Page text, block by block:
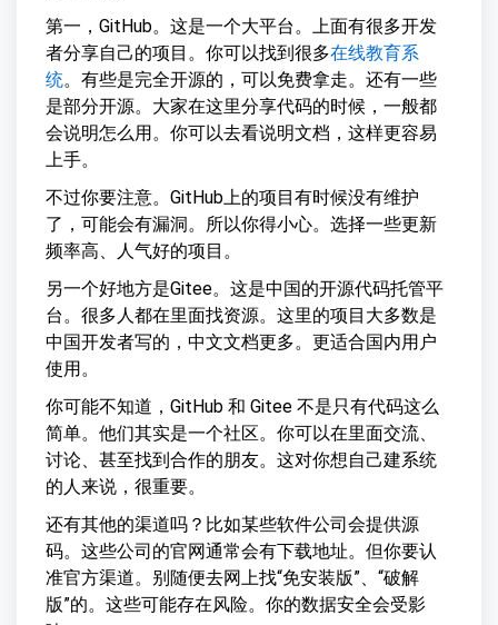
第一，GitHub。这是一个大平台。上面有很多开发
者分享自己的项目。你可以找到很多在线教育系
统。有些是完全开源的，可以免费拿走。还有一些
是部分开源。大家在这里分享代码的时候，一般都
会说明怎么用。你可以去看说明文档，这样更容易
上手。
不过你要注意。GitHub上的项目有时候没有维护
了，可能会有漏洞。所以你得小心。选择一些更新
频率高、人气好的项目。
另一个好地方是Gitee。这是中国的开源代码托管平
台。很多人都在里面找资源。这里的项目大多数是
中国开发者写的，中文文档更多。更适合国内用户
使用。
你可能不知道，GitHub 和 Gitee 不是只有代码这么
简单。他们其实是一个社区。你可以在里面交流、
讨论、甚至找到合作的朋友。这对你想自己建系统
的人来说，很重要。
还有其他的渠道吗？比如某些软件公司会提供源
码。这些公司的官网通常会有下载地址。但你要认
准官方渠道。别随便去网上找“免安装版”、“破解
版”的。这些可能存在风险。你的数据安全会受影